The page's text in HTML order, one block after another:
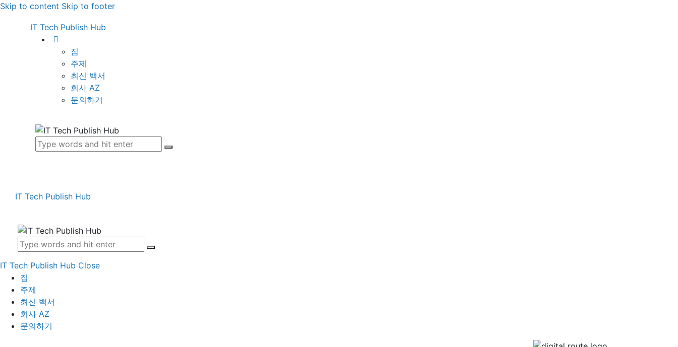
Skip to content Skip to footer
IT Tech Publish Hub
집
주제
최신 백서
회사 AZ
문의하기
IT Tech Publish Hub
IT Tech Publish Hub Close
집
주제
최신 백서
회사 AZ
문의하기